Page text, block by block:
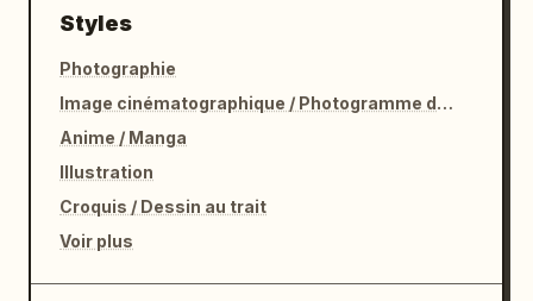
Styles
Photographie
Image cinématographique / Photogramme de film
Anime / Manga
Illustration
Croquis / Dessin au trait
Voir plus